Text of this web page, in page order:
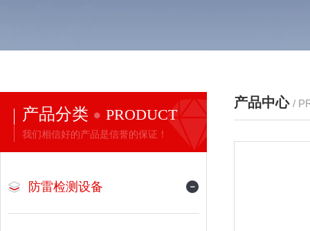
产品分类 PRODUCT
我们相信好的产品是信誉的保证！
防雷检测设备
产品中心 /